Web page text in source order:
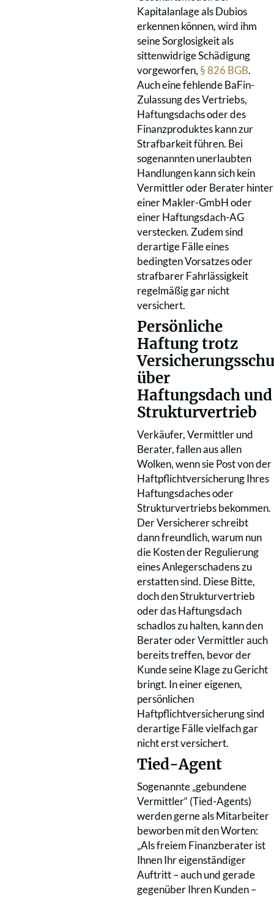
Kapitalanlage als Dubios
erkennen können, wird ihm
seine Sorglosigkeit als
sittenwidrige Schädigung
vorgeworfen, § 826 BGB.
Auch eine fehlende BaFin-
Zulassung des Vertriebs,
Haftungsdachs oder des
Finanzproduktes kann zur
Strafbarkeit führen. Bei
sogenannten unerlaubten
Handlungen kann sich kein
Vermittler oder Berater hinter
einer Makler-GmbH oder
einer Haftungsdach-AG
verstecken. Zudem sind
derartige Fälle eines
bedingten Vorsatzes oder
strafbarer Fahrlässigkeit
regelmäßig gar nicht
versichert.
Persönliche
Haftung trotz
über
Haftungsdach und
Strukturvertrieb
Verkäufer, Vermittler und
Berater, fallen aus allen
Wolken, wenn sie Post von der
Haftpflichtversicherung Ihres
Haftungsdaches oder
Strukturvertriebs bekommen.
Der Versicherer schreibt
dann freundlich, warum nun
die Kosten der Regulierung
eines Anlegerschadens zu
erstatten sind. Diese Bitte,
doch den Strukturvertrieb
oder das Haftungsdach
schadlos zu halten, kann den
Berater oder Vermittler auch
bereits treffen, bevor der
Kunde seine Klage zu Gericht
bringt. In einer eigenen,
persönlichen
Haftpflichtversicherung sind
derartige Fälle vielfach gar
nicht erst versichert.
Tied-Agent
Sogenannte „gebundene
Vermittler“ (Tied-Agents)
werden gerne als Mitarbeiter
beworben mit den Worten:
„Als freiem Finanzberater ist
Ihnen Ihr eigenständiger
Auftritt – auch und gerade
gegenüber Ihren Kunden –